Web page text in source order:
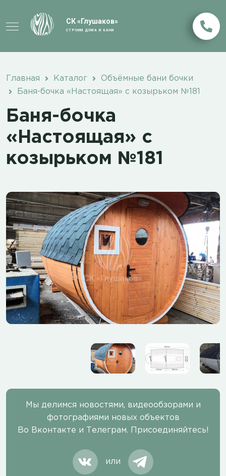
СК «Глушаков»
СТРОИМ ДОМА И БАНИ
Главная Каталог
Объёмные бани бочки
Баня-бочка «Настоящая» с козырьком №181
Баня-бочка
«Настоящая» с
козырьком №181
Мы делимся новостями, видеообзорами и
фотографиями новых объектов
Во Вконтакте и Телеграм. Присоединяйтесь!
или